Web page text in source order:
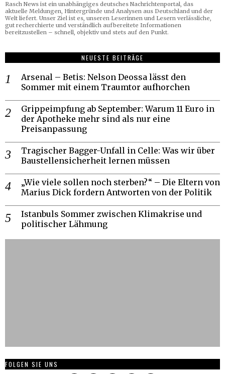
Rasch News ist ein unabhängiges deutsches Nachrichtenportal, das
aktuelle Meldungen, Hintergründe und Analysen aus Deutschland und der
Welt liefert. Unser Ziel ist es, unseren Leserinnen und Lesern verlässliche,
gut recherchierte und verständlich aufbereitete Informationen
bereitzustellen – schnell, objektiv und stets auf den Punkt.
NEUESTE BEITRÄGE
Arsenal – Betis: Nelson Deossa lässt den
Sommer mit einem Traumtor aufhorchen
Grippeimpfung ab September: Warum 11 Euro in
der Apotheke mehr sind als nur eine
Preisanpassung
Tragischer Bagger-Unfall in Celle: Was wir über
Baustellensicherheit lernen müssen
„Wie viele sollen noch sterben?“ – Die Eltern von
Marius Dick fordern Antworten von der Politik
Istanbuls Sommer zwischen Klimakrise und
politischer Lähmung
FOLGEN SIE UNS